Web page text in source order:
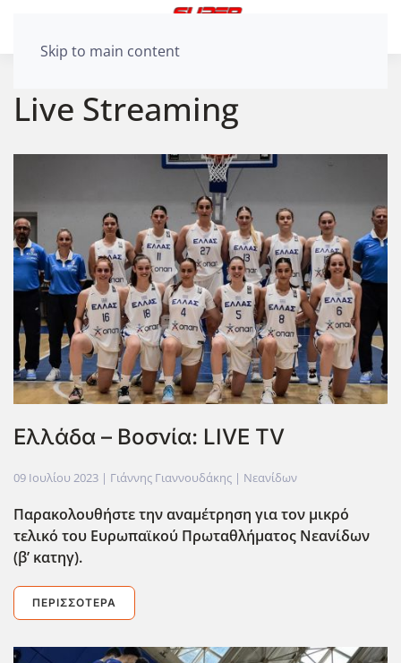
Skip to main content
Live Streaming
Ελλάδα – Βοσνία: LIVE TV
09 Ιουλίου 2023 | Γιάννης Γιαννουδάκης | Νεανίδων
Παρακολουθήστε την αναμέτρηση για τον μικρό
τελικό του Ευρωπαϊκού Πρωταθλήματος Νεανίδων
(β’ κατηγ).
ΠΕΡΙΣΣΌΤΕΡΑ